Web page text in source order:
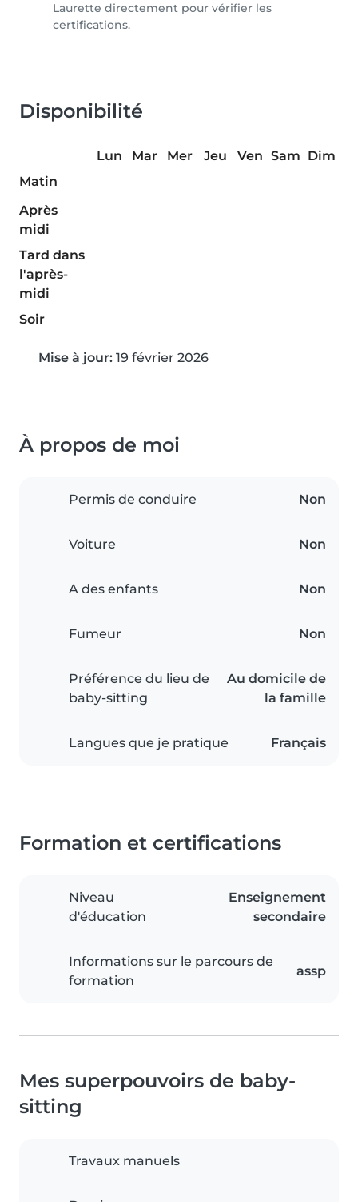
Laurette directement pour vérifier les
certifications.
Disponibilité
Lun Mar Mer Jeu Ven Sam Dim
Matin
Après
midi
Tard dans
l'après-
midi
Soir
Mise à jour: 19 février 2026
À propos de moi
Permis de conduire Non
Voiture Non
A des enfants Non
Fumeur Non
Préférence du lieu de
baby-sitting
Au domicile de
la famille
Langues que je pratique Français
Formation et certifications
Niveau
d'éducation
Enseignement
secondaire
Informations sur le parcours de
formation
assp
Mes superpouvoirs de baby-
sitting
Travaux manuels